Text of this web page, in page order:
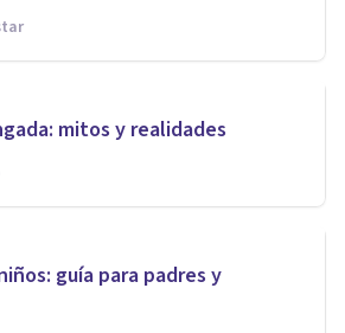
mitos y realidades
guía para padres y